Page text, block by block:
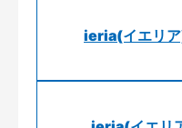
ieria(イエリア